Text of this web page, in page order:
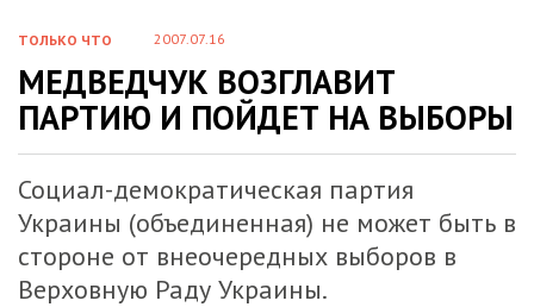
ТОЛЬКО ЧТО 2007.07.16
МЕДВЕДЧУК ВОЗГЛАВИТ
ПАРТИЮ И ПОЙДЕТ НА ВЫБОРЫ
Социал-демократическая партия
Украины (объединенная) не может быть в
стороне от внеочередных выборов в
Верховную Раду Украины.